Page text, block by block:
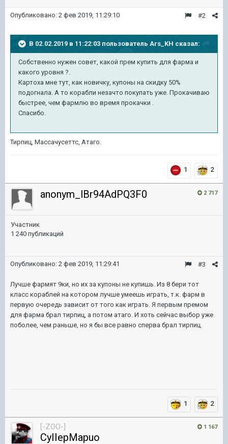
#2
Опубликовано: 2 фев 2019, 11:29:10
В 02.02.2019 в 11:22:03 пользователь Ars_KH сказал:
Собственно нужен совет, какой прем купить для фарма и
какого уровня ?.
Картоха мне тут, как новичку, купоны на скидку 50%
подогнала. А то корабли незачто покупать уже. Прокачиваю
быстрее, чем фармлю во время прокачки .
Спасибо.
Тирпиц, Массачусеттс, Атаго.
1 2
2 717
anonym_lBr94AdPQ3F0
Участник
1 240 публикаций
#3
Опубликовано: 2 фев 2019, 11:29:41
Лучше фармят 9ки, но их за купоны не купишь. Из 8 бери тот
класс кораблей на котором лучше умеешь играть, т.к. фарм в
первую очередь зависит от того как играть. Я первым премом
для фарма брал тирпиц, а потом атаго. И хоть сейчас выбор уже
поболее, чем раньше, но я бы все равно сперва брал тирпиц.
1 2
1 167
[-ZOO-]
CyIIepMapuo